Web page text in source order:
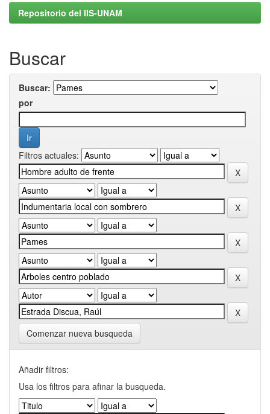
Repositorio del IIS-UNAM
Buscar
Buscar:
por
Filtros actuales:
Comenzar nueva busqueda
Añadir filtros:
Usa los filtros para afinar la busqueda.